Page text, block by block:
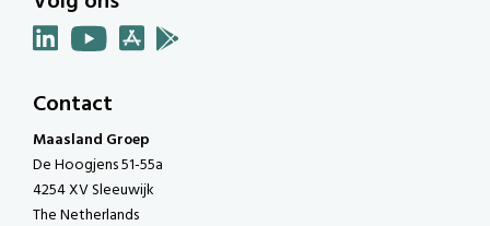
Contact
Maasland Groep
De Hoogjens 51-55a
4254 XV Sleeuwijk
The Netherlands